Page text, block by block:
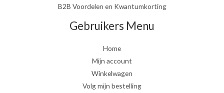
B2B Voordelen en Kwantumkorting
Gebruikers Menu
Home
Mijn account
Winkelwagen
Volg mijn bestelling